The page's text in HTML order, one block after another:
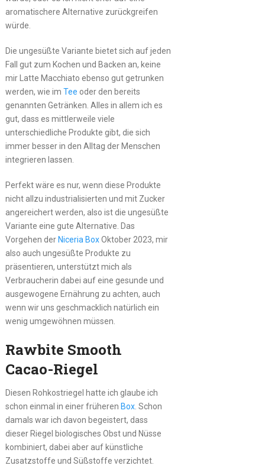
aromatischere Alternative zurückgreifen
würde.
Die ungesüßte Variante bietet sich auf jeden
Fall gut zum Kochen und Backen an, keine
mir Latte Macchiato ebenso gut getrunken
werden, wie im Tee oder den bereits
genannten Getränken. Alles in allem ich es
gut, dass es mittlerweile viele
unterschiedliche Produkte gibt, die sich
immer besser in den Alltag der Menschen
integrieren lassen.
Perfekt wäre es nur, wenn diese Produkte
nicht allzu industrialisierten und mit Zucker
angereichert werden, also ist die ungesüßte
Variante eine gute Alternative. Das
Vorgehen der Niceria BoxOktober 2023, mir
also auch ungesüßte Produkte zu
präsentieren, unterstützt mich als
Verbraucherin dabei auf eine gesunde und
ausgewogene Ernährung zu achten, auch
wenn wir uns geschmacklich natürlich ein
wenig umgewöhnen müssen.
Rawbite Smooth
Cacao-Riegel
Diesen Rohkostriegel hatte ich glaube ich
schon einmal in einer früheren Box. Schon
damals war ich davon begeistert, dass
dieser Riegel biologisches Obst und Nüsse
kombiniert, dabei aber auf künstliche
Zusatzstoffe und Süßstoffe verzichtet.